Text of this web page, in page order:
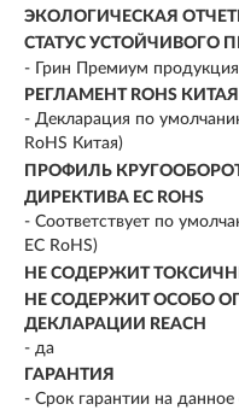
ЭКОЛОГИЧЕСКАЯ
СТАТУС УСТОЙЧИВОГО
- Грин Премиум продукция
РЕГЛАМЕНТ ROHS КИТАЯ
- Декларация по
RoHS Китая)
ПРОФИЛЬ
ДИРЕКТИВА EC ROHS
- Соответствует по
ЕС RoHS)
НЕ СОДЕРЖИТ
НЕ СОДЕРЖИТ ОСОБО
ДЕКЛАРАЦИИ REACH
- да
ГАРАНТИЯ
- Срок гарантии на